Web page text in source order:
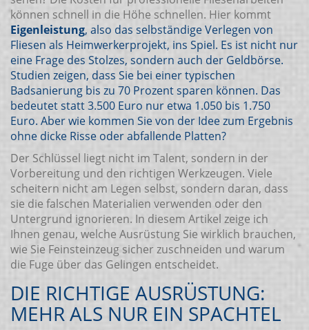
können schnell in die Höhe schnellen. Hier kommt
Eigenleistung, also das selbständigeVerlegen von
Fliesen als Heimwerkerprojekt, ins Spiel. Es ist nicht nur
eine Frage des Stolzes, sondern auch der Geldbörse.
Studien zeigen, dass Sie bei einer typischen
Badsanierung bis zu 70 Prozent sparen können. Das
bedeutet statt 3.500 Euro nur etwa 1.050 bis 1.750
Euro. Aber wie kommen Sie von der Idee zum Ergebnis
ohne dicke Risse oder abfallende Platten?
Der Schlüssel liegt nicht im Talent, sondern in der
Vorbereitung und den richtigen Werkzeugen. Viele
scheitern nicht am Legen selbst, sondern daran, dass
sie die falschen Materialien verwenden oder den
Untergrund ignorieren. In diesem Artikel zeige ich
Ihnen genau, welche Ausrüstung Sie wirklich brauchen,
wie Sie Feinsteinzeug sicher zuschneiden und warum
die Fuge über das Gelingen entscheidet.
DIE RICHTIGE AUSRÜSTUNG:
MEHR ALS NUR EIN SPACHTEL